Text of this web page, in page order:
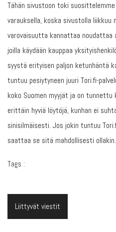
Tähän sivustoon toki
varauksella, koska sivustolla liikkuu
varovaisuutta kannattaa noudattaa
joilla käydään kauppaa
syystä erityisen paljon ketunhäntä
tuntuu pesiytyneen juuri Tori.fi-
koko Suomen myyjät ja on tunnettu
erittäin hyviä löytöjä, kunhan ei
sinisilmäisesti. Jos jokin tuntuu
saattaa se sitä mahdollisesti ollakin.
Tags :
Liittyvät viestit